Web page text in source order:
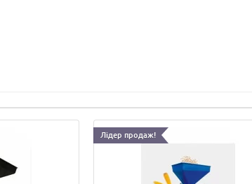
Лідер продаж!